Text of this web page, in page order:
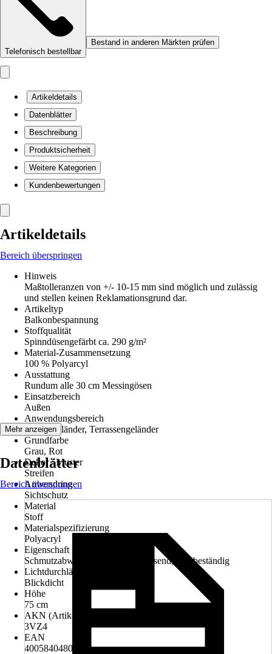
Telefonisch bestellbar
Bestand in anderen Märkten prüfen
Artikeldetails
Datenblätter
Beschreibung
Produktsicherheit
Weitere Kategorien
Kundenbewertungen
Artikeldetails
Bereich überspringen
Hinweis
Maßtolleranzen von +/- 10-15 mm sind möglich und zulässig
und stellen keinen Reklamationsgrund dar.
Artikeltyp
Balkonbespannung
Stoffqualität
Spinndüsengefärbt ca. 290 g/m²
Material-Zusammensetzung
100 % Polyarcyl
Ausstattung
Rundum alle 30 cm Messingösen
Einsatzbereich
Außen
Anwendungsbereich
Balkongeländer, Terrassengeländer
Grundfarbe
Grau, Rot
Dekor / Muster
Streifen
Anwendung
Sichtschutz
Material
Stoff
Materialspezifizierung
Polyacryl
Eigenschaft
Schmutzabweisend, Wasserabweisend, UV-beständig
Lichtdurchlässigkeit
Blickdicht
Höhe
75 cm
AKN (Artikelkurznummer)
3VZ4
EAN
4005840480247
Mehr anzeigen
Datenblätter
Bereich überspringen